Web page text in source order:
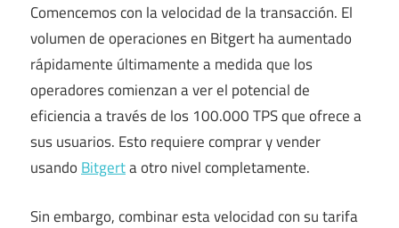
Comencemos con la velocidad de la transacción. El
volumen de operaciones en Bitgert ha aumentado
rápidamente últimamente a medida que los
operadores comienzan a ver el potencial de
eficiencia a través de los 100.000 TPS que ofrece a
sus usuarios. Esto requiere comprar y vender
usando Bitgerta otro nivel completamente.
Sin embargo, combinar esta velocidad con su tarifa